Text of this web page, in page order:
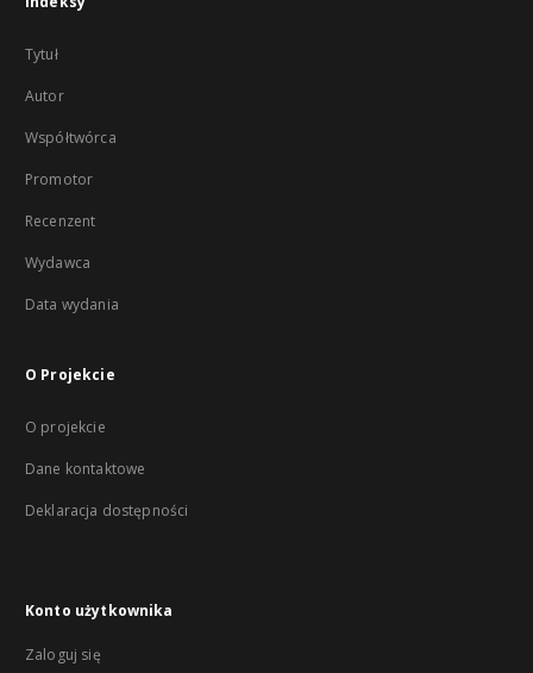
Tytuł
Autor
Współtwórca
Promotor
Recenzent
Wydawca
Data wydania
O Projekcie
O projekcie
Dane kontaktowe
Deklaracja dostępności
Konto użytkownika
Zaloguj się